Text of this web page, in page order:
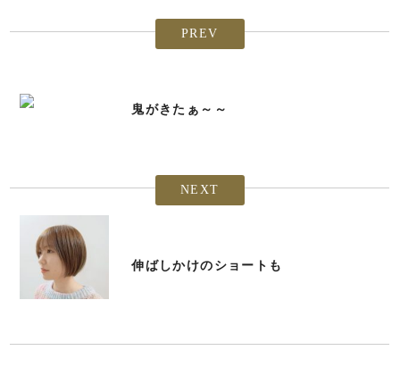
PREV
鬼がきたぁ～～
NEXT
伸ばしかけのショートも